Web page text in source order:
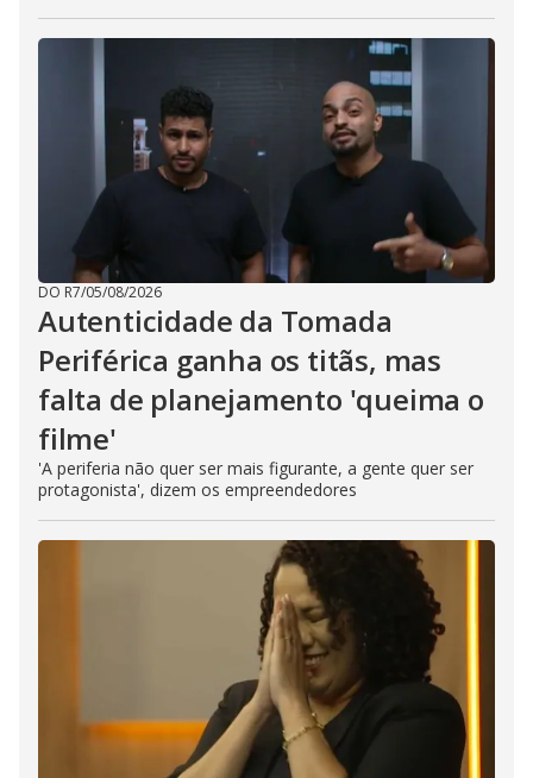
DO R7/05/08/2026
Autenticidade da Tomada
Periférica ganha os titãs, mas
falta de planejamento 'queima o
filme'
'A periferia não quer ser mais figurante, a gente quer ser
protagonista', dizem os empreendedores